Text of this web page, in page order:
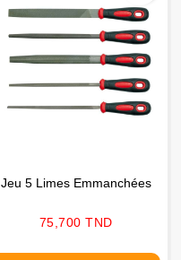
Jeu 5 Limes Emmanchées
Prix
75,700 TND